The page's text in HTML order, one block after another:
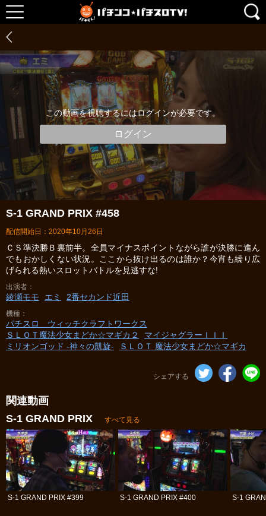
この動画を視聴するにはログインが必要です。
ログイン
S-1 GRAND PRIX #458
配信開始日：2020年10月26日
ＣＳ準決勝Ｂ裏前半。全員マイナスポイントながら誰が決勝に進ん
でもおかしくない状況。ここから抜け出るのは誰か？今宵も繰り広
げられる熱いスロットバトルを見逃すな!
出演者
綾瀬モモ エミ 2番セカンド近田
機種
パチスロ ウィッチクラフトワークス
ＳＬＯＴ魔法少女まどか☆マギカ２
マイジャグラーＩＩＩ
ミリオンゴッド -神々の凱旋-
ＳＬＯＴ 魔法少女まどか☆マギカ
シェアする
関連動画
S-1 GRAND PRIX
すべて見る
S-1 GRAND PRIX #399 S-1 GRAND PRIX #400 S-1